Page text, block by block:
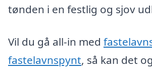
tønden i en festlig og sjov
Vil du gå all-in med
fastelavnspynt, så kan det